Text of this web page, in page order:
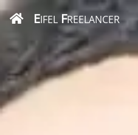
EIFEL FREELANCER